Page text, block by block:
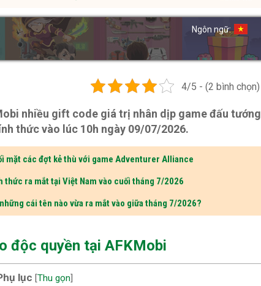
Ngôn ngữ:
4/5 - (2 bình chọn)
nhiều gift code giá trị nhân dịp game đấu tướng
thức vào lúc 10h ngày 09/07/2026.
mặt các đợt kẻ thù với game Adventurer Alliance
ra mắt tại Việt Nam vào cuối tháng 7/2026
cái tên nào vừa ra mắt vào giữa tháng 7/2026?
độc quyền tại AFKMobi
lục [Thu gọn]